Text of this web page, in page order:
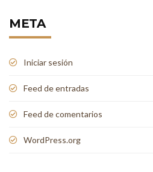
META
Iniciar sesión
Feed de entradas
Feed de comentarios
WordPress.org